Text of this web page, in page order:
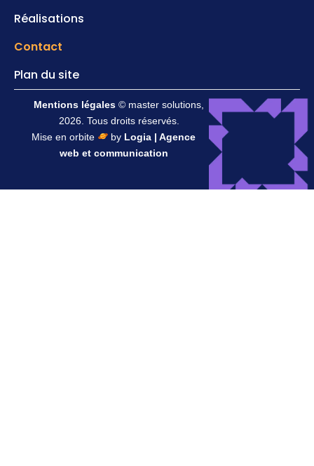
Réalisations
Contact
Plan du site
Mentions légales © master solutions,
2026. Tous droits réservés.
Mise en orbite
by Logia | Agence
web et communication